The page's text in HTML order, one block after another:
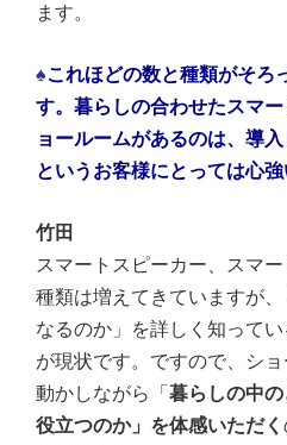
ます。
♠これほどの数と種類がそろ
す。暮らしの合わせたスマ
ョールームがあるのは、導
というお客様にとっては心強
竹田
スマートスピーカー、スマ
種類は増えてきていますが
なるのか」を詳しく知って
が現状です。ですので、シ
動かしながら「 暮らしの中
役立つのか」を体感いただく